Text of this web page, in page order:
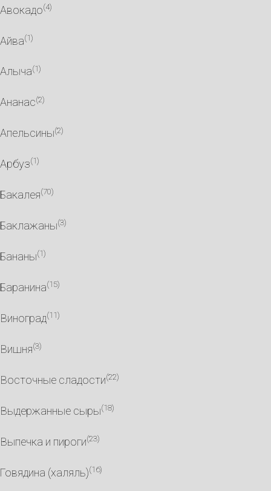
Авокадо(4)
Айва(1)
Алыча(1)
Ананас(2)
Апельсины(2)
Арбуз(1)
Бакалея(70)
Баклажаны(3)
Бананы(1)
Баранина(15)
Виноград(11)
Вишня(3)
Восточные сладости(22)
Выдержанные сыры(18)
Выпечка и пироги(23)
Говядина (халяль)(16)